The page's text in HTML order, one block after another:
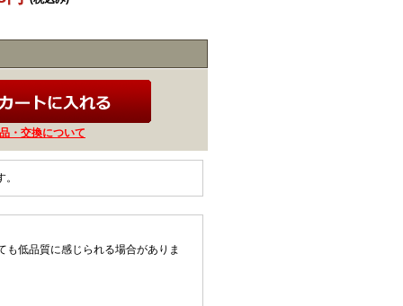
・交換について
低品質に感じられる場合がありま